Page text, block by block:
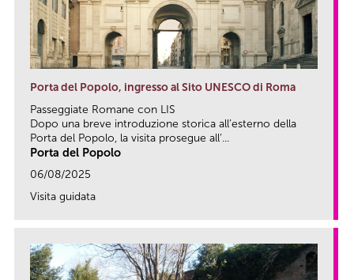
Porta del Popolo, ingresso al Sito UNESCO di Roma
Passeggiate Romane con LIS
Dopo una breve introduzione storica all’esterno della
Porta del Popolo, la visita prosegue all’...
Porta del Popolo
06/08/2025
Visita guidata